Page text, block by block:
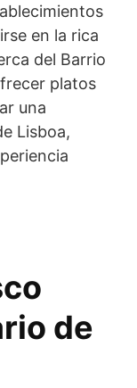
en la rica
del Barrio
platos
una
Lisboa,
de